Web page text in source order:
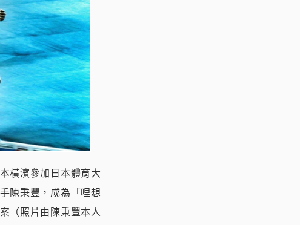
橫濱參加日本體育大
陳秉豐，成為「哩想
（照片由陳秉豐本人